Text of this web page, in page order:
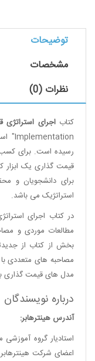
توضیحات
مشخصات
نظرات (0)
کتاباجرای
Implementation
رسیده است. برای کسب
قیمت گذاری یک ابزار
برای دانشجویان و
استراتژیک می باشد.
در کتاب اجرای
مطالعات موردی و
بخش از کتاب از
مصاحبه های متعددی
مدل های قیمت گذاری
درباره نویسندگان
آندرس هینترهابر:
استادیار گروه آموزشی
اعضای شرکت